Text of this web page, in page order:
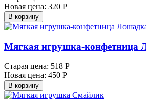
Новая цена: 320 Р
В корзину
Мягкая игрушка-конфетница
Старая цена: 518 Р
Новая цена: 450 Р
В корзину